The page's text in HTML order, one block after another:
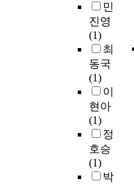
민
진영
(1)
최
동국
(1)
이
현아
(1)
정
호승
(1)
박